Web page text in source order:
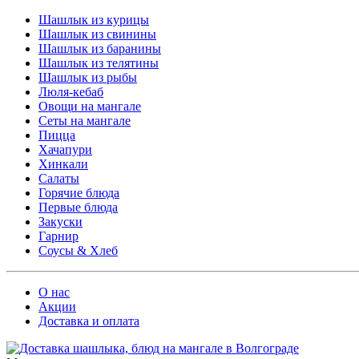
Шашлык из курицы
Шашлык из свинины
Шашлык из баранины
Шашлык из телятины
Шашлык из рыбы
Люля-кебаб
Овощи на мангале
Cеты на мангале
Пицца
Хачапури
Хинкали
Салаты
Горячие блюда
Первые блюда
Закуски
Гарнир
Соусы & Хлеб
О нас
Акции
Доставка и оплата